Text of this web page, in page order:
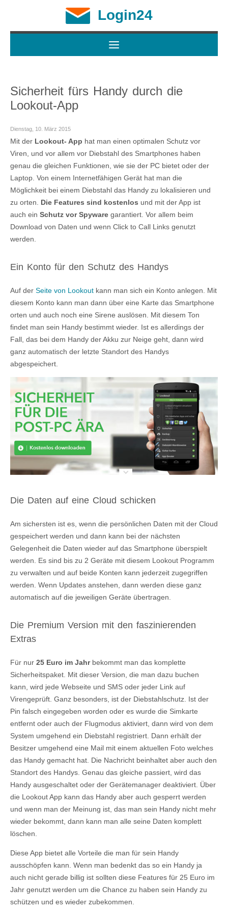
Login24
Sicherheit fürs Handy durch die
Lookout-App
Dienstag, 10. März 2015
Mit der Lookout- App hat man einen optimalen Schutz vor
Viren, und vor allem vor Diebstahl des Smartphones haben
genau die gleichen Funktionen, wie sie der PC bietet oder der
Laptop. Von einem Internetfähigen Gerät hat man die
Möglichkeit bei einem Diebstahl das Handy zu lokalisieren und
zu orten. Die Features sind kostenlos und mit der App ist
auch ein Schutz vor Spyware garantiert. Vor allem beim
Download von Daten und wenn Click to Call Links genutzt
werden.
Ein Konto für den Schutz des Handys
Auf der Seite von Lookout kann man sich ein Konto anlegen. Mit
diesem Konto kann man dann über eine Karte das Smartphone
orten und auch noch eine Sirene auslösen. Mit diesem Ton
findet man sein Handy bestimmt wieder. Ist es allerdings der
Fall, das bei dem Handy der Akku zur Neige geht, dann wird
ganz automatisch der letzte Standort des Handys
abgespeichert.
Die Daten auf eine Cloud schicken
Am sichersten ist es, wenn die persönlichen Daten mit der Cloud
gespeichert werden und dann kann bei der nächsten
Gelegenheit die Daten wieder auf das Smartphone überspielt
werden. Es sind bis zu 2 Geräte mit diesem Lookout Programm
zu verwalten und auf beide Konten kann jederzeit zugegriffen
werden. Wenn Updates anstehen, dann werden diese ganz
automatisch auf die jeweiligen Geräte übertragen.
Die Premium Version mit den faszinierenden
Extras
Für nur 25 Euro im Jahrbekommt man das komplette
Sicherheitspaket. Mit dieser Version, die man dazu buchen
kann, wird jede Webseite und SMS oder jeder Link auf
Virengeprüft. Ganz besonders, ist der Diebstahlschutz. Ist der
Pin falsch eingegeben worden oder es wurde die Simkarte
entfernt oder auch der Flugmodus aktiviert, dann wird von dem
System umgehend ein Diebstahl registriert. Dann erhält der
Besitzer umgehend eine Mail mit einem aktuellen Foto welches
das Handy gemacht hat. Die Nachricht beinhaltet aber auch den
Standort des Handys. Genau das gleiche passiert, wird das
Handy ausgeschaltet oder der Gerätemanager deaktiviert. Über
die Lookout App kann das Handy aber auch gesperrt werden
und wenn man der Meinung ist, das man sein Handy nicht mehr
wieder bekommt, dann kann man alle seine Daten komplett
löschen.
Diese App bietet alle Vorteile die man für sein Handy
ausschöpfen kann. Wenn man bedenkt das so ein Handy ja
auch nicht gerade billig ist sollten diese Features für 25 Euro im
Jahr genutzt werden um die Chance zu haben sein Handy zu
schützen und es wieder zubekommen.